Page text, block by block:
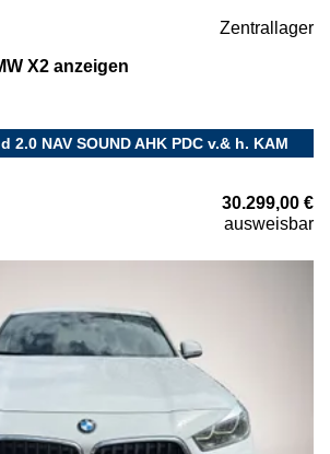
Zentrallager
X2 anzeigen
2.0 NAV SOUND AHK PDC v.& h. KAM
30.299,00 €
ausweisbar